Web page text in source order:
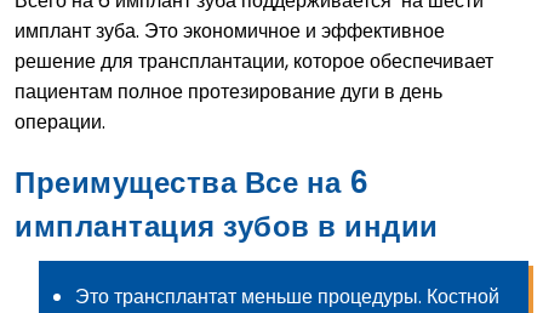
имплант зуба. Это экономичное и эффективное
решение для трансплантации, которое обеспечивает
пациентам полное протезирование дуги в день
операции.
Преимущества Все на 6
имплантация зубов в индии
Это трансплантат меньше процедуры. Костной